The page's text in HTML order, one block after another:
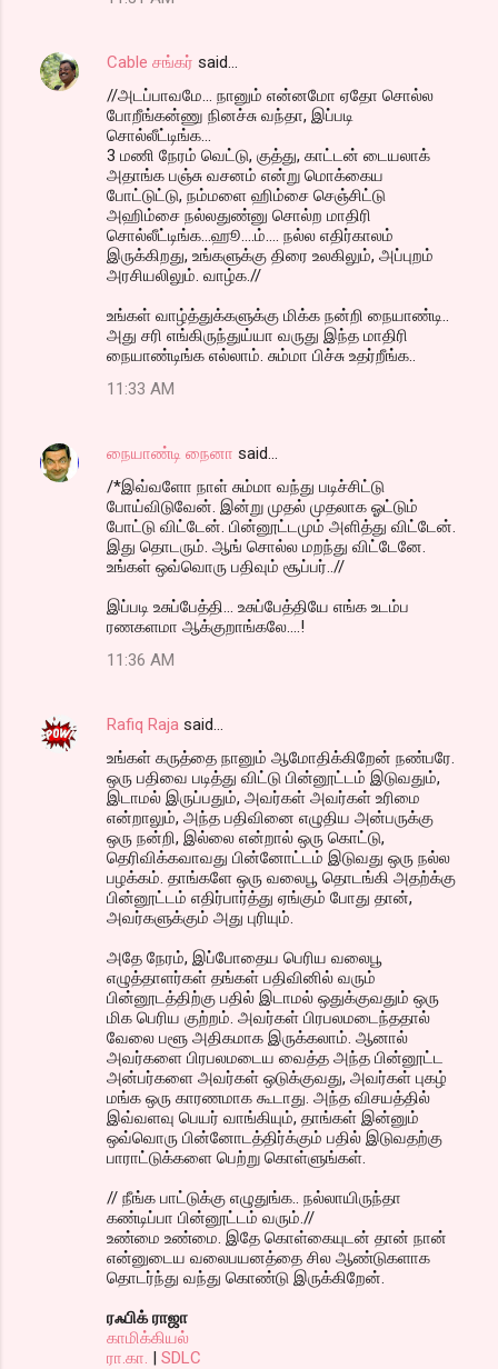
Cable சங்கர் said…
//அடப்பாவமே... நானும் என்னமோ ஏதோ சொல்ல
போறீங்கன்ணு நினச்சு வந்தா, இப்படி
சொல்லீட்டிங்க...
3 மணி நேரம் வெட்டு, குத்து, காட்டன் டையலாக்
அதாங்க பஞ்சு வசனம் என்று மொக்கைய
போட்டுட்டு, நம்மளை ஹிம்சை செஞ்சிட்டு
அஹிம்சை நல்லதுண்னு சொல்ற மாதிரி
சொல்லீட்டிங்க...ஹூ....ம்.... நல்ல எதிர்காலம்
இருக்கிறது, உங்களுக்கு திரை உலகிலும், அப்புறம்
அரசியலிலும். வாழ்க.//
உங்கள் வாழ்த்துக்களுக்கு மிக்க நன்றி நையாண்டி..
அது சரி எங்கிருந்துய்யா வருது இந்த மாதிரி
நையாண்டிங்க எல்லாம். சும்மா பிச்சு உதர்றீங்க..
11:33 AM
நையாண்டி நைனா said…
/*இவ்வளோ நாள் சும்மா வந்து படிச்சிட்டு
போய்விடுவேன். இன்று முதல் முதலாக ஓட்டும்
போட்டு விட்டேன். பின்னூட்டமும் அளித்து விட்டேன்.
இது தொடரும். ஆங் சொல்ல மறந்து விட்டேனே.
உங்கள் ஒவ்வொரு பதிவும் சூப்பர்..//
இப்படி உசுப்பேத்தி... உசுப்பேத்தியே எங்க உடம்ப
ரணகளமா ஆக்குறாங்கலே....!
11:36 AM
Rafiq Raja said…
உங்கள் கருத்தை நானும் ஆமோதிக்கிறேன் நண்பரே.
ஒரு பதிவை படித்து விட்டு பின்னூட்டம் இடுவதும்,
இடாமல் இருப்பதும், அவர்கள் அவர்கள் உரிமை
என்றாலும், அந்த பதிவினை எழுதிய அன்பருக்கு
ஒரு நன்றி, இல்லை என்றால் ஒரு கொட்டு,
தெரிவிக்கவாவது பின்னோட்டம் இடுவது ஒரு நல்ல
பழக்கம். தாங்களே ஒரு வலைபூ தொடங்கி அதற்க்கு
பின்னூட்டம் எதிர்பார்த்து ஏங்கும் போது தான்,
அவர்களுக்கும் அது புரியும்.
அதே நேரம், இப்போதைய பெரிய வலைபூ
எழுத்தாளர்கள் தங்கள் பதிவினில் வரும்
பின்னூடத்திற்கு பதில் இடாமல் ஒதுக்குவதும் ஒரு
மிக பெரிய குற்றம். அவர்கள் பிரபலமடைந்ததால்
வேலை பளூ அதிகமாக இருக்கலாம். ஆனால்
அவர்களை பிரபலமடைய வைத்த அந்த பின்னூட்ட
அன்பர்களை அவர்கள் ஒடுக்குவது, அவர்கள் புகழ்
மங்க ஒரு காரணமாக கூடாது. அந்த விசயத்தில்
இவ்வளவு பெயர் வாங்கியும், தாங்கள் இன்னும்
ஒவ்வொரு பின்னோடத்திர்க்கும் பதில் இடுவதற்கு
பாராட்டுக்களை பெற்று கொள்ளுங்கள்.
// நீங்க பாட்டுக்கு எழுதுங்க.. நல்லாயிருந்தா
கண்டிப்பா பின்னூட்டம் வரும்.//
உண்மை உண்மை. இதே கொள்கையுடன் தான் நான்
என்னுடைய வலைபயனத்தை சில ஆண்டுகளாக
தொடர்ந்து வந்து கொண்டு இருக்கிறேன்.
ரஃபிக் ராஜா
காமிக்கியல்
ரா.கா. | SDLC